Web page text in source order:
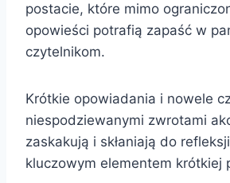
postacie, które mimo
opowieści potrafią zapaść w
czytelnikom.
Krótkie opowiadania i nowele
niespodziewanymi zwrotami
zaskakują i skłaniają do
kluczowym elementem krótkiej